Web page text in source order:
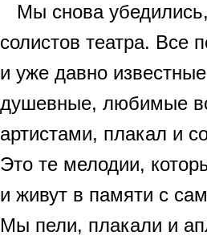
Мы снова убедились,
солистов театра. Все
и уже давно
душевные, любимые
артистами, плакал и
Это те мелодии,
и живут в памяти с
Мы пели, плакали и